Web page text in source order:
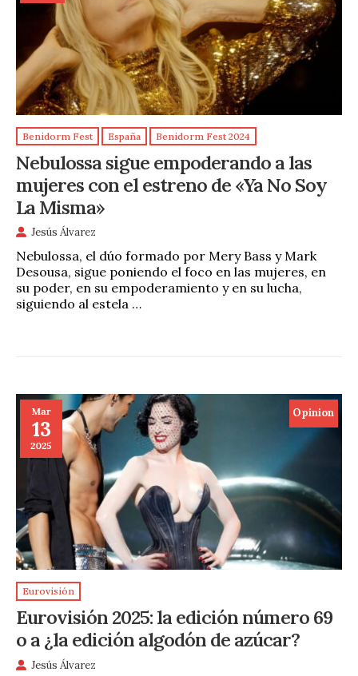
Benidorm Fest España Benidorm Fest 2024
Nebulossa sigue empoderando a las
mujeres con el estreno de «Ya No Soy
La Misma»
Jesús Álvarez
Nebulossa, el dúo formado por Mery Bass y Mark
Desousa, sigue poniendo el foco en las mujeres, en
su poder, en su empoderamiento y en su lucha,
siguiendo al estela …
Mar
13
2025
Opinion
Eurovisión
Eurovisión 2025: la edición número 69
o a ¿la edición algodón de azúcar?
Jesús Álvarez